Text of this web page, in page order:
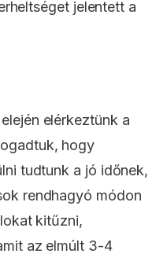
jelentett a
elérkeztünk a
hogy
tudtunk a jó időnek,
rendhagyó módon
kitűzni,
az elmúlt 3-4